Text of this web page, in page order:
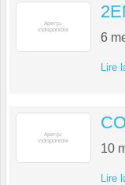
6
Lire
10
Lire